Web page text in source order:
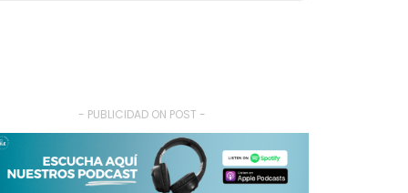
- PUBLICIDAD ON POST -